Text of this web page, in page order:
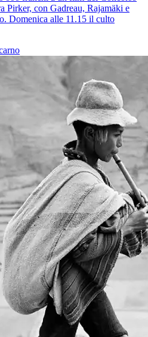
Pirker, con Gadreau, Rajamäki e
Domenica alle 11.15 il culto